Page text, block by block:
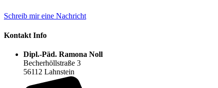
Schreib mir eine Nachricht
Kontakt Info
Dipl.-Päd. Ramona Noll
Becherhöllstraße 3
56112 Lahnstein